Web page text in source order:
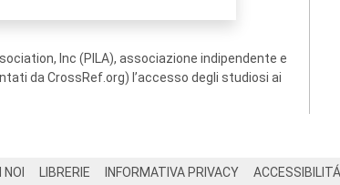
Inc (PILA), associazione indipendente e
da CrossRef.org) l’accesso degli studiosi ai
NOI LIBRERIE INFORMATIVA PRIVACY ACCESSIBILITÁ